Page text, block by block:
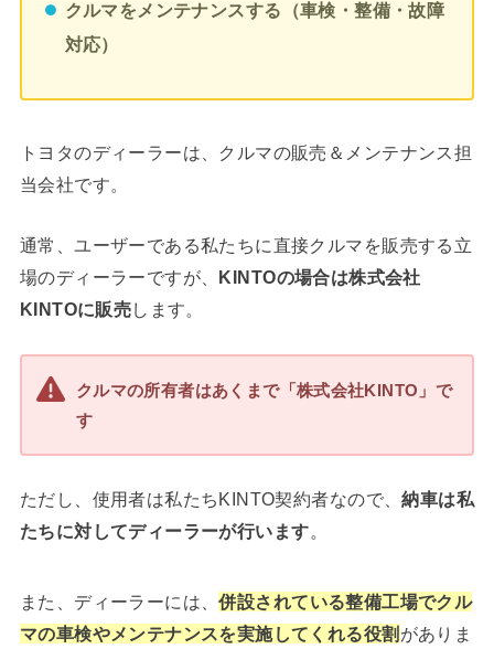
クルマをメンテナンスする（車検・整備・故障
対応）
トヨタのディーラーは、クルマの販売＆メンテナンス担
当会社です。
通常、ユーザーである私たちに直接クルマを販売する立
場のディーラーですが、 KINTOの場合は株式会社
KINTOに販売します。
クルマの所有者はあくまで「株式会社KINTO」で
す
ただし、使用者は私たちKINTO契約者なので、納車は私
たちに対してディーラーが行います。
また、ディーラーには、併設されている整備工場でクル
マの車検やメンテナンスを実施してくれる役割 がありま